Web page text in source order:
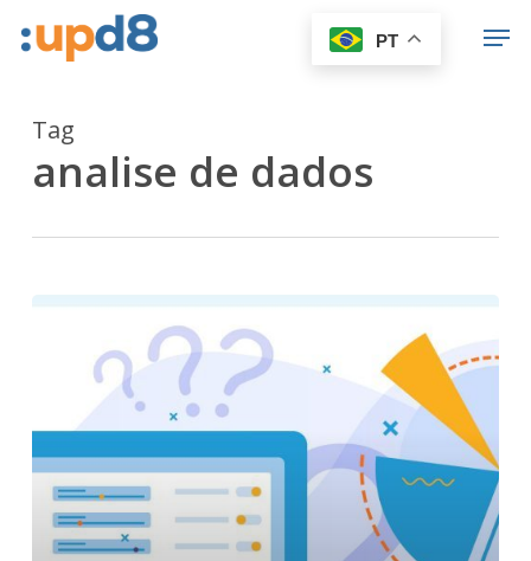
Tag
analise de dados
PT